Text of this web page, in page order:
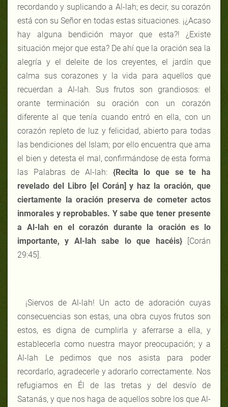
recordando y suplicando a Al-lah; es decir, su corazón
está con su Señor en todas estas situaciones. ¡¿Acaso
hay alguna bendición mayor que esta?! ¿Existe
situación mejor que esta? De ahí que la oración sea la
alegría y el deleite de los creyentes, el jardín que
calma sus corazones y la vida para aquellos que
recuerdan a Al-lah. Sus frutos son grandiosos: el
orante terminación su oración con un corazón
diferente al que tenía cuando entró en ella, con un
corazón repleto de luz y felicidad, abierto para todas
las bendiciones del Islam; por ello encuentra que ama
el bien y detesta el mal, confirmándose de esta forma
las Palabras de Al-lah: {Recita lo que se te ha
revelado del Libro [el Corán] y haz la oración, que
ciertamente la oración preserva de cometer actos
inmorales y reprobables. Y sabe que tener presente
a Al-lah en el corazón durante la oración es lo
importante, y Al-lah sabe lo que hacéis}[Corán
29:45].
¡Siervos de Al-lah! Un acto de adoración cuyas
consecuencias son estas, una obra cuyos frutos son
estos, es digna de cumplirla y aferrarse a ella, y
establecerla como nuestra mayor preocupación; y a
Al-lah Le pedimos que nos asista para poder
recordarlo, agradecerle y adorarlo correctamente. Nos
refugiamos en Él de las tretas y del desvío de
Satanás, y que nos haga de aquellos sobre los que Al-